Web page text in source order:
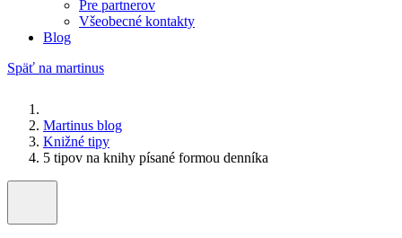
Pre partnerov
Všeobecné kontakty
Blog
Späť na martinus
Martinus blog
Knižné tipy
5 tipov na knihy písané formou denníka